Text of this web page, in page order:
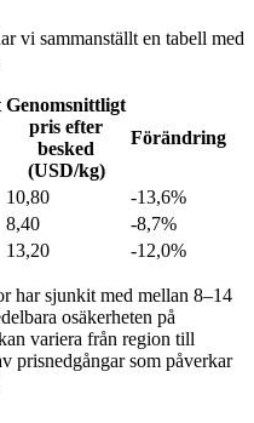
vi sammanställt en tabell med
Genomsnittligt
pris efter
besked
(USD/kg)
Förändring
10,80
-13,6%
8,40
-8,7%
13,20 -12,0%
har sjunkit med mellan 8–14
osäkerheten på
variera från region till
prisnedgångar som påverkar